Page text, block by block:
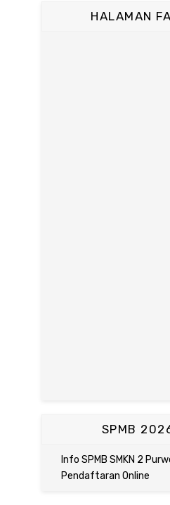
HALAMAN
SPMB
Info SPMB SMKN 2
Pendaftaran Online